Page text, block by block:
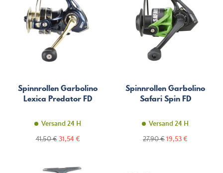
Spinnrollen Garbolino
Lexica Predator FD
Versand 24 H
Regulärer
41,50 € Preis
31,54 €
Spinnrollen Garbolino
Safari Spin FD
Versand 24 H
Regulärer
27,90 €Preis
19,53 €